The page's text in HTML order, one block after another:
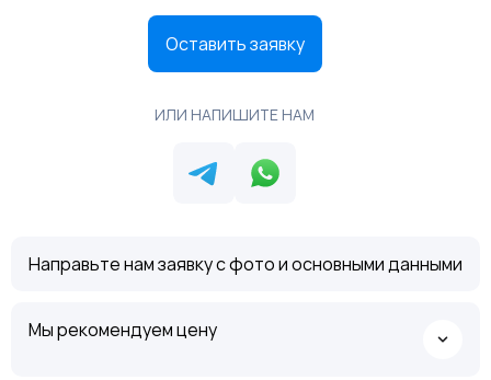
Оставить заявку
ИЛИ НАПИШИТЕ НАМ
Направьте нам заявку с фото и основными данными
Мы рекомендуем цену